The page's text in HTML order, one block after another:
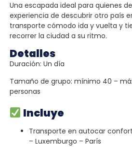
Una escapada ideal para quienes
experiencia de descubrir otro país
transporte cómodo ida y vuelta y
recorrer la ciudad a su ritmo.
Detalles
Duración: Un día
Tamaño de grupo: mínimo 40 –
personas
Incluye
Transporte en autocar
– Luxemburgo – París